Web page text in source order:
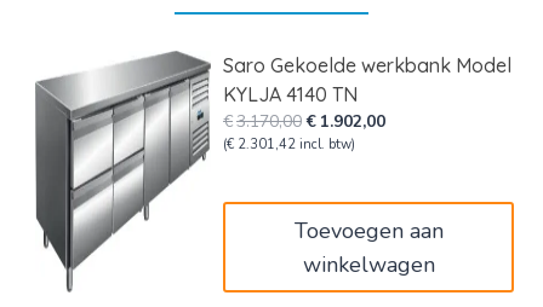
Saro Gekoelde werkbank Model
KYLJA 4140 TN
€3.170,00Oorspronkelijke
prijs
€ 1.902,00Huidige
(€ 2.301,42 incl. btw)
Toevoegen aan
winkelwagen